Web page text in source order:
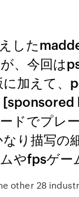
した
、今回は
加えて、
[sponsored
ドでプレ
り描写の
やfpsゲー
other 28